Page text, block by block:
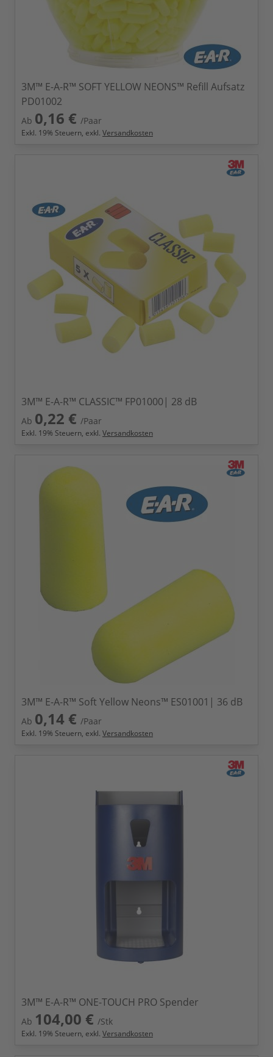
3M™ E-A-R™ SOFT YELLOW NEONS™ Refill Aufsatz
PD01002
Ab 0,16 € /Paar
Exkl. 19% Steuern, exkl. Versandkosten
3M™ E-A-R™ CLASSIC™ FP01000| 28 dB
Ab 0,22 € /Paar
Exkl. 19% Steuern, exkl. Versandkosten
3M™ E-A-R™ Soft Yellow Neons™ ES01001| 36 dB
Ab 0,14 € /Paar
Exkl. 19% Steuern, exkl. Versandkosten
3M™ E-A-R™ ONE-TOUCH PRO Spender
Ab 104,00 € /Stk
Exkl. 19% Steuern, exkl. Versandkosten